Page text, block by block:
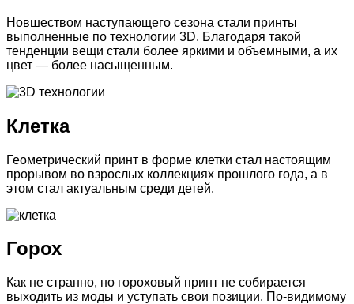
Новшеством наступающего сезона стали принты
выполненные по технологии 3D. Благодаря такой
тенденции вещи стали более яркими и объемными, а их
цвет — более насыщенным.
Клетка
Геометрический принт в форме клетки стал настоящим
прорывом во взрослых коллекциях прошлого года, а в
этом стал актуальным среди детей.
Горох
Как не странно, но гороховый принт не собирается
выходить из моды и уступать свои позиции. По-видимому